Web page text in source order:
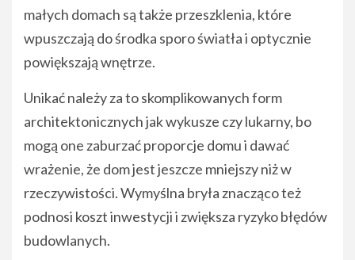
małych domach są także przeszklenia, które
wpuszczają do środka sporo światła i optycznie
powiększają wnętrze.
Unikać należy za to skomplikowanych form
architektonicznych jak wykusze czy lukarny, bo
mogą one zaburzać proporcje domu i dawać
wrażenie, że dom jest jeszcze mniejszy niż w
rzeczywistości. Wymyślna bryła znacząco też
podnosi koszt inwestycji i zwiększa ryzyko błędów
budowlanych.